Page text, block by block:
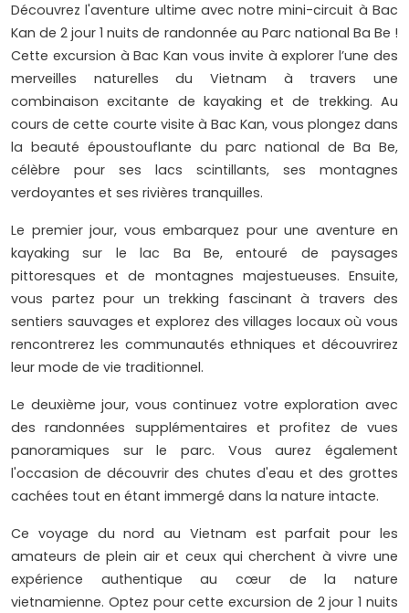
Découvrez l'aventure ultime avec notre mini-circuit à Bac
Kan de 2 jour 1 nuits de randonnée au Parc national Ba Be !
Cette excursion à Bac Kan vous invite à explorer l’une des
merveilles naturelles du Vietnam à travers une
combinaison excitante de kayaking et de trekking. Au
cours de cette courte visite à Bac Kan, vous plongez dans
la beauté époustouflante du parc national de Ba Be,
célèbre pour ses lacs scintillants, ses montagnes
verdoyantes et ses rivières tranquilles.
Le premier jour, vous embarquez pour une aventure en
kayaking sur le lac Ba Be, entouré de paysages
pittoresques et de montagnes majestueuses. Ensuite,
vous partez pour un trekking fascinant à travers des
sentiers sauvages et explorez des villages locaux où vous
rencontrerez les communautés ethniques et découvrirez
leur mode de vie traditionnel.
Le deuxième jour, vous continuez votre exploration avec
des randonnées supplémentaires et profitez de vues
panoramiques sur le parc. Vous aurez également
l'occasion de découvrir des chutes d'eau et des grottes
cachées tout en étant immergé dans la nature intacte.
Ce voyage du nord au Vietnam est parfait pour les
amateurs de plein air et ceux qui cherchent à vivre une
expérience authentique au cœur de la nature
vietnamienne. Optez pour cette excursion de 2 jour 1 nuits